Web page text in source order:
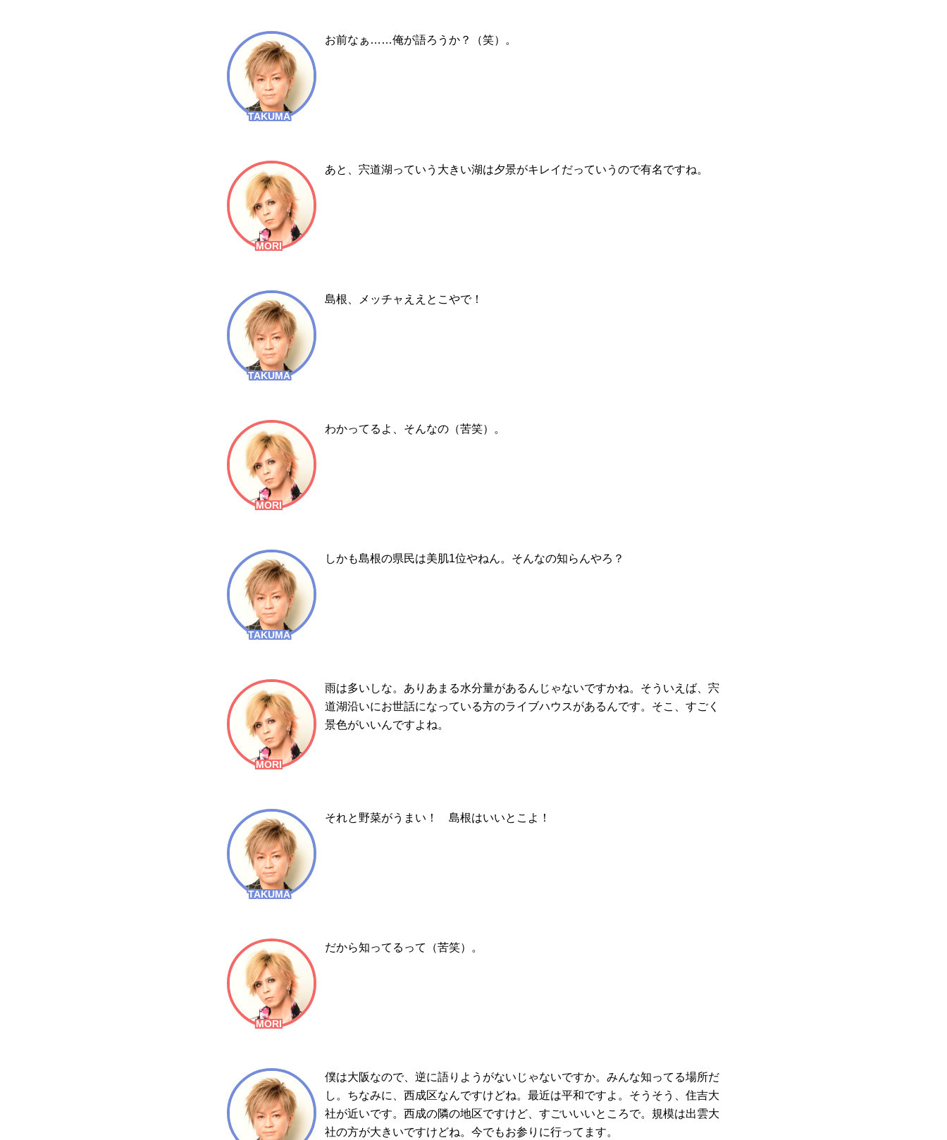
TAKUMA
お前なぁ……俺が語ろうか？（笑）。
MORI
あと、宍道湖っていう大きい湖は夕景がキレイだっていうので有名ですね。
TAKUMA
島根、メッチャええとこやで！
MORI
わかってるよ、そんなの（苦笑）。
TAKUMA
しかも島根の県民は美肌1位やねん。そんなの知らんやろ？
MORI
雨は多いしな。ありあまる水分量があるんじゃないですかね。そういえば、宍
道湖沿いにお世話になっている方のライブハウスがあるんです。そこ、すごく
景色がいいんですよね。
TAKUMA
それと野菜がうまい！ 島根はいいとこよ！
MORI
だから知ってるって（苦笑）。
僕は大阪なので、逆に語りようがないじゃないですか。みんな知ってる場所だ
し。ちなみに、西成区なんですけどね。最近は平和ですよ。そうそう、住吉大
社が近いです。西成の隣の地区ですけど、すごいいいところで。規模は出雲大
社の方が大きいですけどね。今でもお参りに行ってます。